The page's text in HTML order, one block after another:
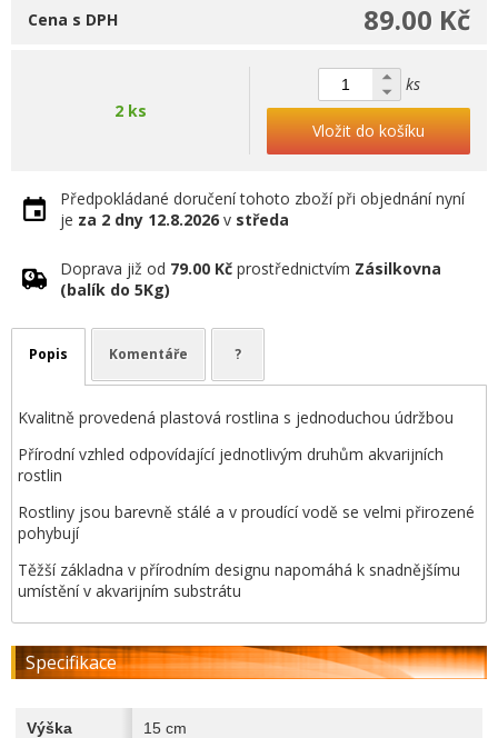
89.00 Kč
Cena s DPH
2 ks
ks
Vložit do košíku
Předpokládané doručení tohoto zboží při objednání nyní
je za 2 dny 12.8.2026 v středa
Doprava již od 79.00 Kč prostřednictvím Zásilkovna
(balík do 5Kg)
Popis Komentáře ?
Kvalitně provedená plastová rostlina s jednoduchou údržbou
Přírodní vzhled odpovídající jednotlivým druhům akvarijních
rostlin
Rostliny jsou barevně stálé a v proudící vodě se velmi přirozené
pohybují
Těžší základna v přírodním designu napomáhá k snadnějšímu
umístění v akvarijním substrátu
Specifikace
Výška 15 cm